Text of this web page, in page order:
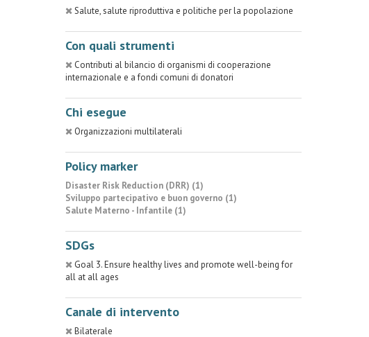
Salute, salute riproduttiva e politiche per la popolazione
Con quali strumenti
Contributi al bilancio di organismi di cooperazione
internazionale e a fondi comuni di donatori
Chi esegue
Organizzazioni multilaterali
Policy marker
Disaster Risk Reduction (DRR) (1)
Sviluppo partecipativo e buon governo (1)
Salute Materno - Infantile (1)
SDGs
Goal 3. Ensure healthy lives and promote well-being for
all at all ages
Canale di intervento
Bilaterale